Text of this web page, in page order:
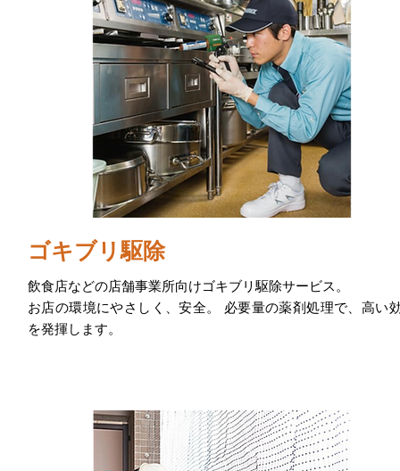
ゴキブリ駆除
飲食店などの店舗事業所向けゴキブリ駆除サービス。
お店の環境にやさしく、安全。 必要量の薬剤処理で、高い
を発揮します。